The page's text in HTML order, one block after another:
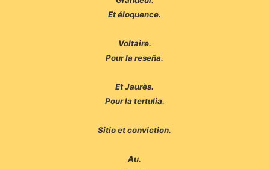
Et éloquence.
Voltaire.
Pour la reseña.
Et Jaurès.
Pour la tertulia.
Sitio et conviction.
Au.